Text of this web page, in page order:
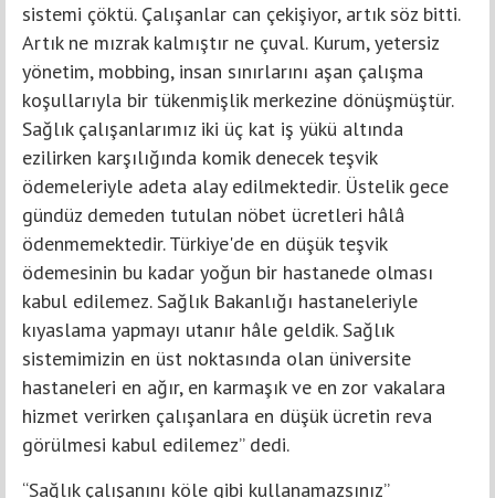
sistemi çöktü. Çalışanlar can çekişiyor, artık söz bitti.
Artık ne mızrak kalmıştır ne çuval. Kurum, yetersiz
yönetim, mobbing, insan sınırlarını aşan çalışma
koşullarıyla bir tükenmişlik merkezine dönüşmüştür.
Sağlık çalışanlarımız iki üç kat iş yükü altında
ezilirken karşılığında komik denecek teşvik
ödemeleriyle adeta alay edilmektedir. Üstelik gece
gündüz demeden tutulan nöbet ücretleri hâlâ
ödenmemektedir. Türkiye'de en düşük teşvik
ödemesinin bu kadar yoğun bir hastanede olması
kabul edilemez. Sağlık Bakanlığı hastaneleriyle
kıyaslama yapmayı utanır hâle geldik. Sağlık
sistemimizin en üst noktasında olan üniversite
hastaneleri en ağır, en karmaşık ve en zor vakalara
hizmet verirken çalışanlara en düşük ücretin reva
görülmesi kabul edilemez” dedi.
“Sağlık çalışanını köle gibi kullanamazsınız”